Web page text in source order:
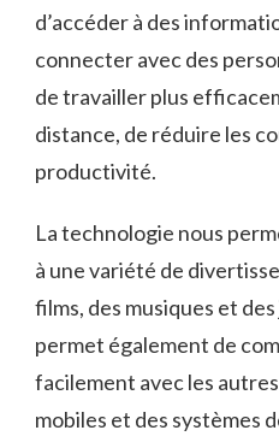
d’accéder à des
connecter avec des
de travailler plus
distance, de réduire les
productivité.
La technologie nous
à une variété de
films, des musiques et
permet également de
facilement avec les
mobiles et des systèmes